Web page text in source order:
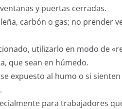
y puertas cerradas.
carbón o gas; no prender
utilizarlo en modo de
que sean en húmedo.
expuesto al humo o si
para trabajadores